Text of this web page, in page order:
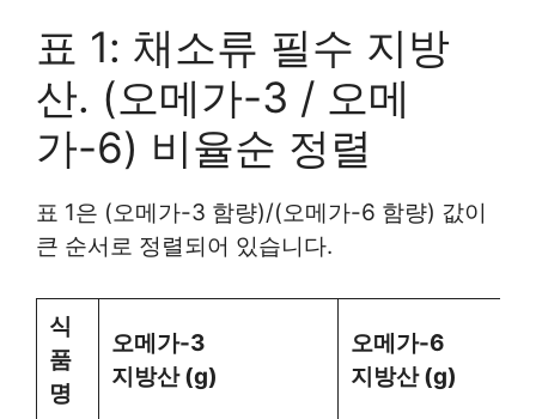
표 1: 채소류 필수 지방
산. (오메가-3 / 오메
가-6) 비율순 정렬
표 1은 (오메가-3 함량)/(오메가-6 함량) 값이
큰 순서로 정렬되어 있습니다.
식
품
명
오메가-3
지방산 (g)
오메가-6
지방산 (g)